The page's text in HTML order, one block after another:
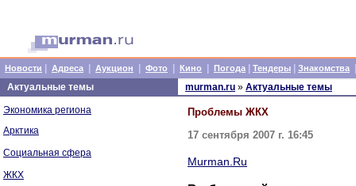
Новости Адреса Аукцион Фото Кино Погода Тендеры Знакомства
Актуальные темы
Экономика региона
Арктика
Социальная сфера
ЖКХ
murman.ru » Актуальные темы
Проблемы ЖКХ
17 сентября 2007 г. 16:45
Murman.Ru